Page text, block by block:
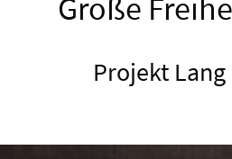
Große
Projekt Lang